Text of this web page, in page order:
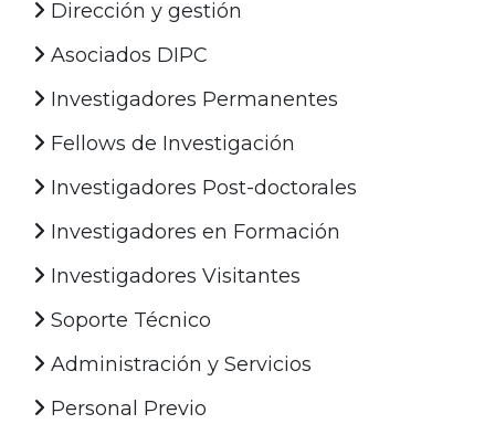
Dirección y gestión
Asociados DIPC
Investigadores Permanentes
Fellows de Investigación
Investigadores Post-doctorales
Investigadores en Formación
Investigadores Visitantes
Soporte Técnico
Administración y Servicios
Personal Previo